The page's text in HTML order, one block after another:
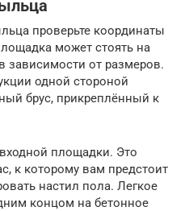
проверьте координаты
может стоять на
зависимости от размеров.
одной стороной
брус, прикреплённый к
площадки. Это
к которому вам предстоит
настил пола. Легкое
концом на бетонное